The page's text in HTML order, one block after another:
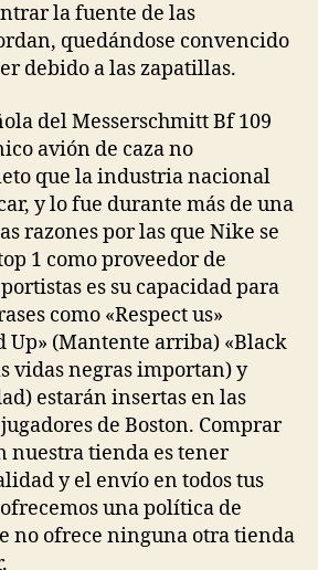
la fuente de las
quedándose convencido
debido a las zapatillas.
del Messerschmitt Bf 109
avión de caza no
que la industria nacional
y lo fue durante más de una
razones por las que Nike se
1 como proveedor de
es su capacidad para
como «Respect us»
Up» (Mantente arriba) «Black
vidas negras importan) y
estarán insertas en las
de Boston. Comprar
nuestra tienda es tener
y el envío en todos tus
una política de
no ofrece ninguna otra tienda